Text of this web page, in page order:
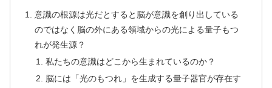
意識の根源は光だとすると脳が意識を創り出している
のではなく脳の外にある領域からの光による量子もつ
れが発生源？
私たちの意識はどこから生まれているのか？
脳には「光のもつれ」を生成する量子器官が存在す